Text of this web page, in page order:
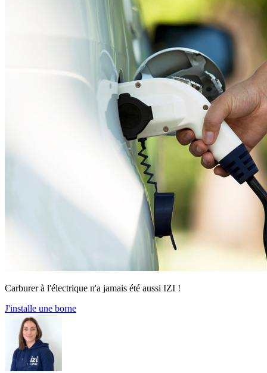
Carburer à l'électrique n'a jamais été aussi IZI !
J'installe une borne